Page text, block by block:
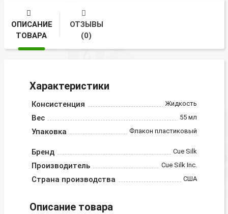
ОПИСАНИЕ
ТОВАРА
ОТЗЫВЫ
(0)
Характеристики
Консистенция Жидкость
Вес 55 мл
Упаковка Флакон пластиковый
Бренд Cue Silk
Производитель Cue Silk Inc.
Страна производства США
Описание товара